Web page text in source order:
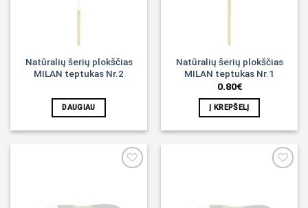
Natūralių šerių plokščias
MILAN teptukas Nr.2
DAUGIAU
Natūralių šerių plokščias
MILAN teptukas Nr.1
0.80€
Į KREPŠELĮ